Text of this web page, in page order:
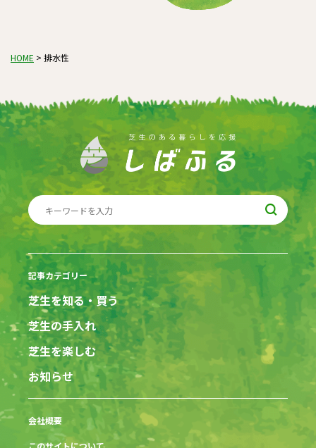
HOME > 排水性
記事カテゴリー
芝生を知る・買う
芝生の手入れ
芝生を楽しむ
お知らせ
会社概要
このサイトについて